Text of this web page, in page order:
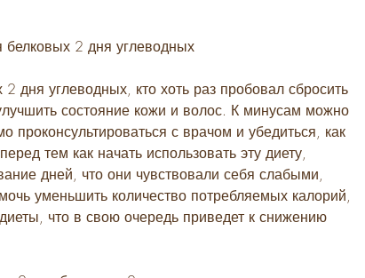
белковых 2 дня углеводных
дня углеводных, кто хоть раз пробовал сбросить
состояние кожи и волос. К минусам можно
проконсультироваться с врачом и убедиться, как
тем как начать использовать эту диету,
дней, что они чувствовали себя слабыми,
уменьшить количество потребляемых калорий,
что в свою очередь приведет к снижению